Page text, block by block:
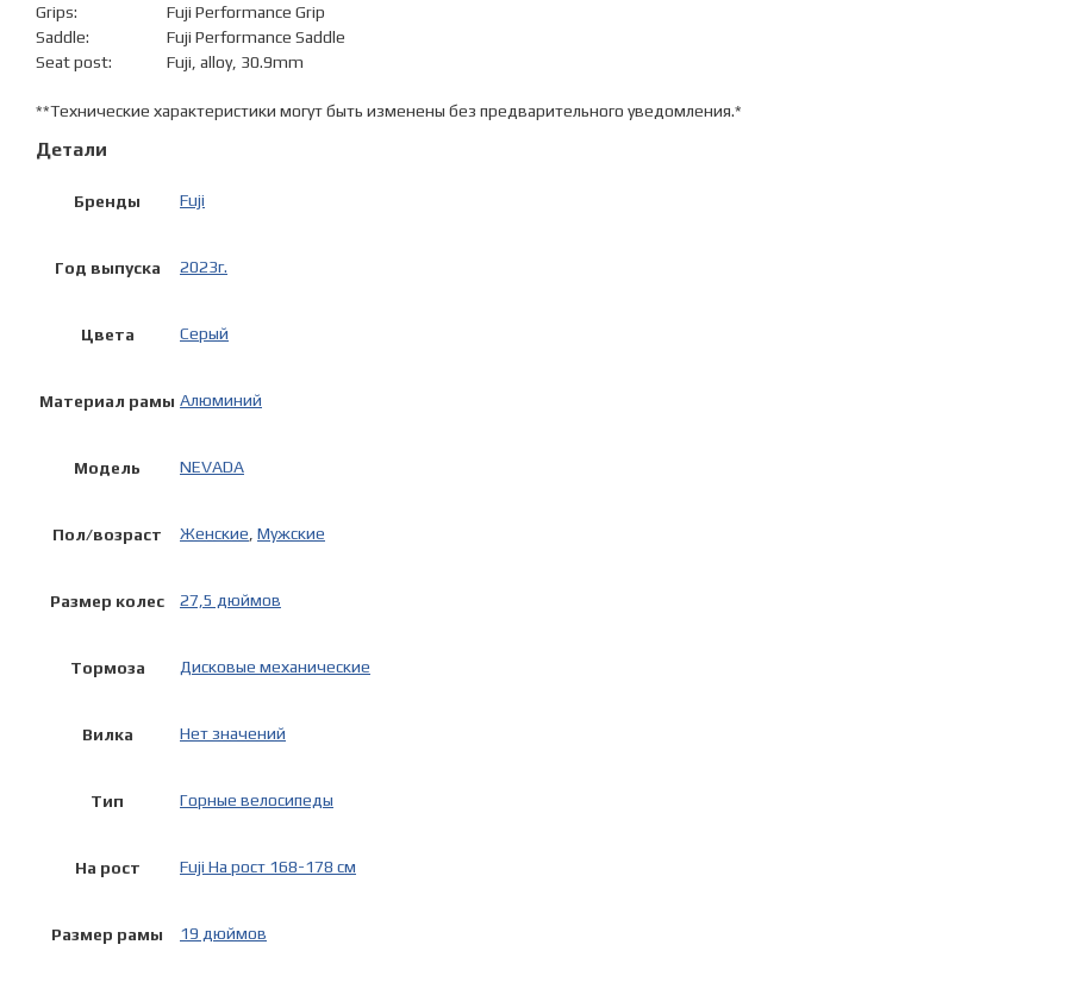
Grips:
Fuji Performance Grip
Saddle:
Fuji Performance Saddle
Seat post:
Fuji, alloy, 30.9mm
**Технические характеристики могут быть изменены без предварительного уведомления.*
Детали
Бренды Fuji
Год выпуска 2023г.
Цвета Серый
Материал рамы Алюминий
Модель NEVADA
Пол/возраст Женские Мужские
Размер колес 27,5 дюймов
Тормоза Дисковые механические
Вилка Нет значений
Тип Горные велосипеды
На рост Fuji На рост 168-178 см
Размер рамы 19 дюймов